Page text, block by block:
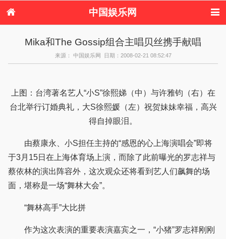
中国娱乐网
港台娱乐
日本娱乐 韩国娱乐
欧美娱乐
音乐新闻 影视新闻
Mika和The Gossip组合主唱贝丝携手献唱
来源： 中国娱乐网 日期：2008-02-21 08:52:47
上图：台湾著名艺人“小S”徐熙娣（中）与许雅钧（右）在
台北举行订婚典礼，大S徐熙媛（左）祝贺妹妹幸福，高兴
得自掉眼泪。
由蔡康永、小S担任主持的“感恩的心上海演唱会”即将
于3月15日在上海体育场上演，而除了此前曝光的罗志祥与
蔡依林的演出阵容外，这次观众还将看到艺人们飙舞的场
面，堪称是一场“舞林大会”。
“舞林高手”大比拼
作为这次表演的重要表演嘉宾之一，“小猪”罗志祥刚刚